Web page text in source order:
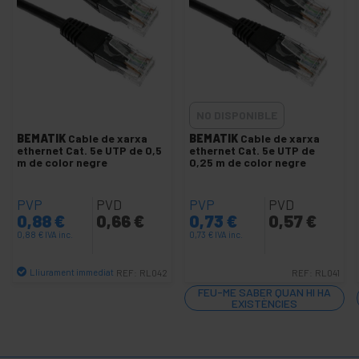
Cable de red SFTP cat.8 LSHF
+
Cable de xarxa SSTP cat.7
+
Cable de xarxa UTP cat.5e
Cable UTP cat.5e
-
Cable UTP cat.5e groc
Cable UTP cat.5e blanc
Cable UTP cat.5e gris
BEMATIK Cable de xarxa
ethernet Cat. 5e UTP de 0,5
m de color negre
PVP
0,88€
0,88 € IVA inc.
PVD
0,66 €
Lliurament immediat REF: RL042
BEMATIK Cable de xarxa
ethernet Cat. 5e UTP de
0,25 m de color negre
PVP
0,73 €
0,73 € IVA inc.
PVD
0,57 €
REF: RL041
FEU-ME SABER QUAN HI HA
EXISTÈNCIES